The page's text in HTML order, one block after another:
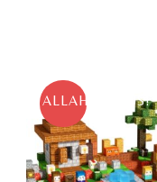
ALLAHINDLUS!